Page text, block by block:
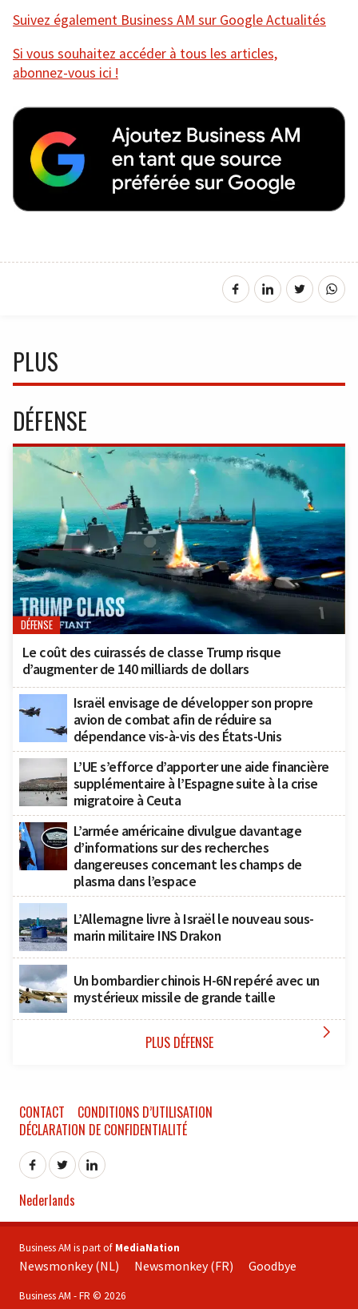
Suivez également Business AM sur Google Actualités
Si vous souhaitez accéder à tous les articles,
abonnez-vous ici !
PLUS
DÉFENSE
DÉFENSE
Le coût des cuirassés de classe Trump risque
d’augmenter de 140 milliards de dollars
Israël envisage de développer son propre
avion de combat afin de réduire sa
dépendance vis-à-vis des États-Unis
L’UE s’efforce d’apporter une aide financière
supplémentaire à l’Espagne suite à la crise
migratoire à Ceuta
L’armée américaine divulgue davantage
d’informations sur des recherches
dangereuses concernant les champs de
plasma dans l’espace
L’Allemagne livre à Israël le nouveau sous-
marin militaire INS Drakon
Un bombardier chinois H-6N repéré avec un
mystérieux missile de grande taille
PLUS DÉFENSE 
CONTACT
CONDITIONS D’UTILISATION
DÉCLARATION DE CONFIDENTIALITÉ
Nederlands
Business AM is part of MediaNation
Newsmonkey (NL) Newsmonkey (FR) Goodbye
Business AM - FR © 2026